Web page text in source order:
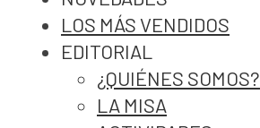
LOS MÁS VENDIDOS
EDITORIAL
¿QUIÉNES SOMOS?
LA MISA